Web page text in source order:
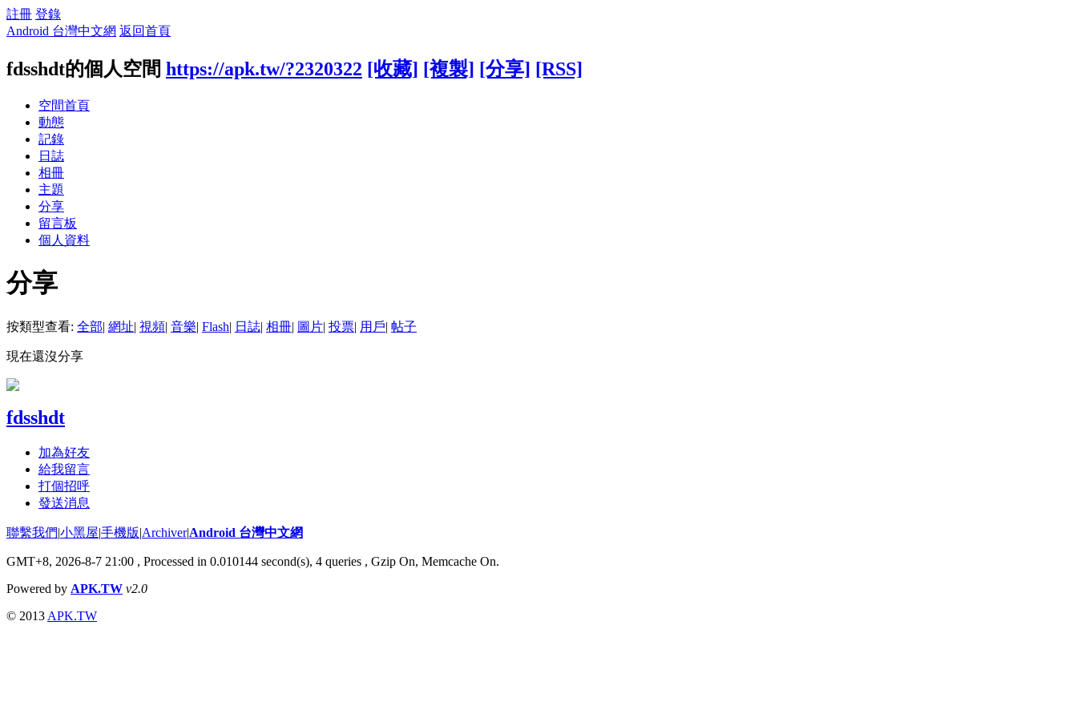
註冊 登錄
Android 台灣中文網 返回首頁
fdsshdt的個人空間 https://apk.tw/?2320322 [收藏] [複製] [分享] [RSS]
空間首頁
動態
記錄
日誌
相冊
主題
分享
留言板
個人資料
分享
按類型查看: 全部| 網址| 視頻| 音樂| Flash| 日誌| 相冊| 圖片| 投票| 用戶| 帖子
現在還沒分享
fdsshdt
加為好友
給我留言
打個招呼
發送消息
聯繫我們|小黑屋|手機版|Archiver|Android 台灣中文網
GMT+8, 2026-8-7 21:00 , Processed in 0.010144 second(s), 4 queries , Gzip On, Memcache On.
Powered by APK.TW v2.0
© 2013 APK.TW